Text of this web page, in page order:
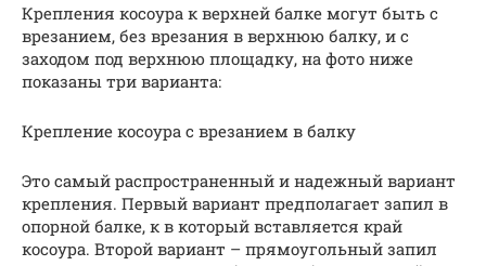
Крепления косоура к верхней балке могут быть с
врезанием, без врезания в верхнюю балку, и с
заходом под верхнюю площадку, на фото ниже
показаны три варианта:
Крепление косоура с врезанием в балку
Это самый распространенный и надежный вариант
крепления. Первый вариант предполагает запил в
опорной балке, к в который вставляется край
косоура. Второй вариант – прямоугольный запил